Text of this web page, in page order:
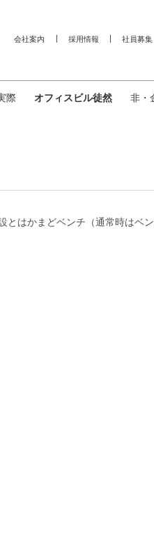
会社案内 採用情報 社員募集
際 オフィスビル徒然
非・
とはかまどベンチ（通常時はベ